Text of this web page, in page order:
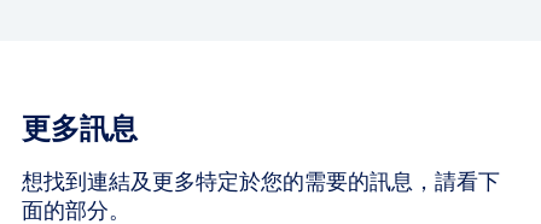
更多訊息
想找到連結及更多特定於您的需要的訊息，請看下
面的部分。